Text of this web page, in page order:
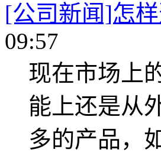
[公司新闻]怎
09:57
现在市场上
能上还是从
多的产品，